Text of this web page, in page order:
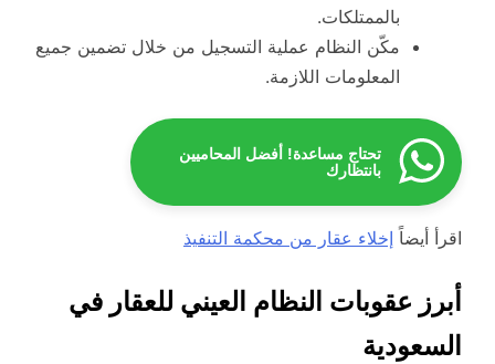
بالممتلكات.
مكّن النظام عملية التسجيل من خلال تضمين جميع
المعلومات اللازمة.
تحتاج مساعدة! أفضل المحاميين
بانتظارك
اقرأ أيضاً إخلاء عقار من محكمة التنفيذ
أبرز عقوبات النظام العيني للعقار في
السعودية